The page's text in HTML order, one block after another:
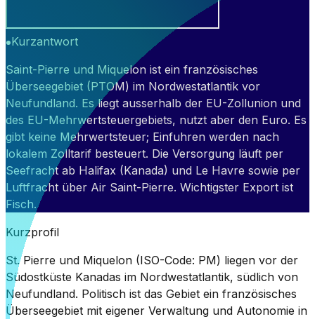
Kurzantwort
Saint-Pierre und Miquelon ist ein französisches
Überseegebiet (PTOM) im Nordwestatlantik vor
Neufundland. Es liegt ausserhalb der EU-Zollunion und
des EU-Mehrwertsteuergebiets, nutzt aber den Euro. Es
gibt keine Mehrwertsteuer; Einfuhren werden nach
lokalem Zolltarif besteuert. Die Versorgung läuft per
Seefracht ab Halifax (Kanada) und Le Havre sowie per
Luftfracht über Air Saint-Pierre. Wichtigster Export ist
Fisch.
Kurzprofil
St. Pierre und Miquelon (ISO-Code: PM) liegen vor der
Südostküste Kanadas im Nordwestatlantik, südlich von
Neufundland. Politisch ist das Gebiet ein französisches
Überseegebiet mit eigener Verwaltung und Autonomie in